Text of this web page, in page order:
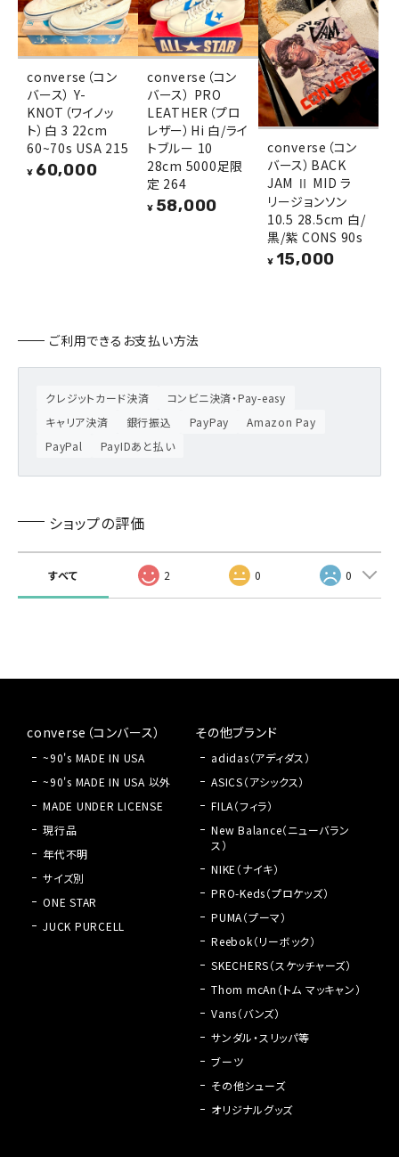
converse（コンバース）
~90's MADE IN USA
~90's MADE IN USA 以外
MADE UNDER LICENSE
現行品
年代不明
サイズ別
ONE STAR
JUCK PURCELL
その他ブランド
adidas（アディダス）
ASICS（アシックス）
FILA（フィラ）
New Balance（ニューバラン
ス）
NIKE（ナイキ）
PRO-Keds（プロケッズ）
PUMA（プーマ）
Reebok（リーボック）
SKECHERS（スケッチャーズ）
Thom mcAn（トム マッキャン）
Vans（バンズ）
サンダル・スリッパ等
ブーツ
その他シューズ
オリジナルグッズ
converse（コン
バース） Y-
KNOT（ワイノッ
ト）白 3 22cm
60~70s USA 215
¥ 60,000
converse（コン
バース） PRO
LEATHER（プロ
レザー）Hi 白/ライ
トブルー 10
28cm 5000足限
定 264
¥ 58,000
converse（コン
バース）BACK
JAM Ⅱ MID ラ
リージョンソン
10.5 28.5cm 白/
黒/紫 CONS 90s
¥ 15,000
ご利用できるお支払い方法
クレジットカード決済
コンビニ決済・Pay-easy
キャリア決済
銀行振込 PayPay
Amazon Pay
PayPal
PayIDあと払い
ショップの評価
すべて 2 0 0